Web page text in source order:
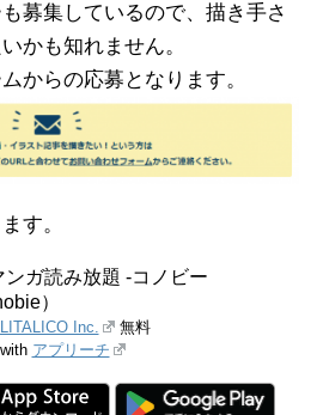
募集しているので、描き手さ
かも知れません。
からの応募となります。
す。
ンガ読み放題 -コノビー
）
LITALICO Inc.
無料
アプリーチ